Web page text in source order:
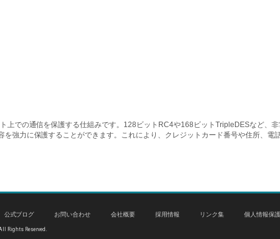
での通信を保護する仕組みです。128ビットRC4や168ビットTripleDESなど、非
強力に保護することができます。これにより、クレジットカード番号や住所、電
公式ブログ お問い合わせ 会社概要 採用情報 リンク集 個人情報保
Rights Reserved.